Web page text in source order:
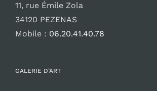
11, rue Émile Zola
34120 PEZENAS
Mobile : 06.20.41.40.78
GALERIE D’ART